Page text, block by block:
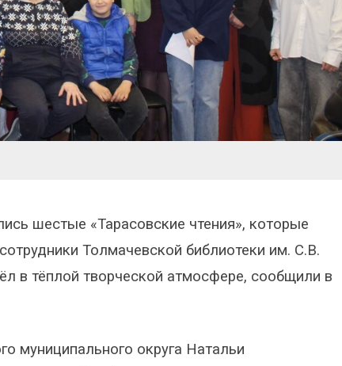
шестые «Тарасовские чтения», которые
Толмачевской библиотеки им. С.В.
в тёплой творческой атмосфере, сообщили в
муниципального округа Натальи